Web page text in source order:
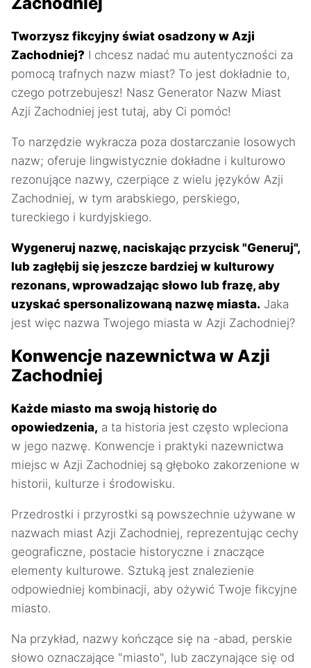
Tworzysz fikcyjny świat osadzony w Azji
Zachodniej? I chcesz nadać mu autentyczności za
pomocą trafnych nazw miast? To jest dokładnie to,
czego potrzebujesz! Nasz Generator Nazw Miast
Azji Zachodniej jest tutaj, aby Ci pomóc!
To narzędzie wykracza poza dostarczanie losowych
nazw; oferuje lingwistycznie dokładne i kulturowo
rezonujące nazwy, czerpiące z wielu języków Azji
Zachodniej, w tym arabskiego, perskiego,
tureckiego i kurdyjskiego.
Wygeneruj nazwę, naciskając przycisk "Generuj",
lub zagłębij się jeszcze bardziej w kulturowy
rezonans, wprowadzając słowo lub frazę, aby
uzyskać spersonalizowaną nazwę miasta. Jaka
jest więc nazwa Twojego miasta w Azji Zachodniej?
Konwencje nazewnictwa w Azji
Zachodniej
Każde miasto ma swoją historię do
opowiedzenia, a ta historia jest często wpleciona
w jego nazwę. Konwencje i praktyki nazewnictwa
miejsc w Azji Zachodniej są głęboko zakorzenione w
historii, kulturze i środowisku.
Przedrostki i przyrostki są powszechnie używane w
nazwach miast Azji Zachodniej, reprezentując cechy
geograficzne, postacie historyczne i znaczące
elementy kulturowe. Sztuką jest znalezienie
odpowiedniej kombinacji, aby ożywić Twoje fikcyjne
miasto.
Na przykład, nazwy kończące się na -abad, perskie
słowo oznaczające "miasto", lub zaczynające się od